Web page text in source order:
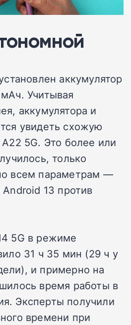
аккумулятор
Учитывая
аккумулятора и
увидеть схожую
5G. Это более или
только
всем параметрам —
13 против
5G в режиме
31 ч 35 мин (29 ч у
и примерно на
время работы в
Эксперты получили
времени при